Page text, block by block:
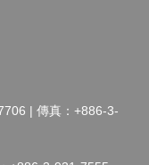
| 傳真：+886-3-